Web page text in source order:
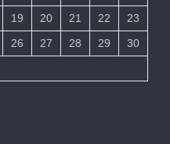
19 20 21 22
23
26 27 28 29
30